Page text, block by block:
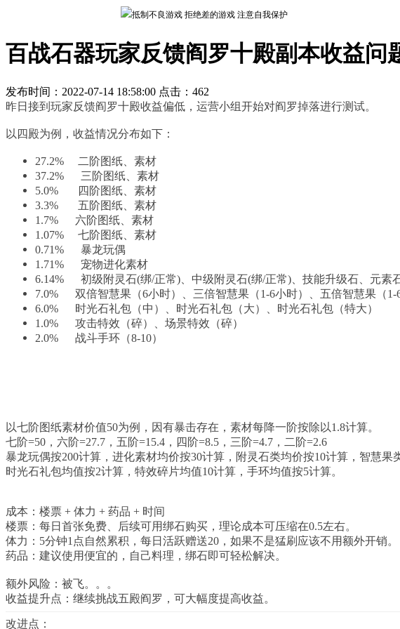
抵制不良游戏 拒绝差的游戏 注意自我保护
百战石器玩家反馈阎罗十殿副本收益问
发布时间：2022-07-14 18:58:00 点击： 462
昨日接到玩家反馈阎罗十殿收益偏低，运营小组开始对阎罗掉落进行测试。
以四殿为例，收益情况分布如下：
27.2% 二阶图纸、素材
37.2% 三阶图纸、素材
5.0% 四阶图纸、素材
3.3% 五阶图纸、素材
1.7% 六阶图纸、素材
1.07% 七阶图纸、素材
0.71% 暴龙玩偶
1.71% 宠物进化素材
6.14% 初级附灵石(绑/正常)、中级附灵石(绑/正常)、技能升级石、元素
7.0% 双倍智慧果（6小时）、三倍智慧果（1-6小时）、五倍智慧果（1-
6.0% 时光石礼包（中）、时光石礼包（大）、时光石礼包（特大）
1.0% 攻击特效（碎）、场景特效（碎）
2.0% 战斗手环（8-10）
以七阶图纸素材价值50为例，因有暴击存在，素材每降一阶按除以1.8计算。
七阶=50，六阶=27.7，五阶=15.4，四阶=8.5，三阶=4.7，二阶=2.6
暴龙玩偶按200计算，进化素材均价按30计算，附灵石类均价按10计算，智慧果
时光石礼包均值按2计算，特效碎片均值10计算，手环均值按5计算。
成本：楼票 + 体力 + 药品 + 时间
楼票：每日首张免费、后续可用绑石购买，理论成本可压缩在0.5左右。
体力：5分钟1点自然累积，每日活跃赠送20，如果不是猛刷应该不用额外开销。
药品：建议使用便宜的，自己料理，绑石即可轻松解决。
额外风险：被飞。。。
收益提升点：继续挑战五殿阎罗，可大幅度提高收益。
改进点：